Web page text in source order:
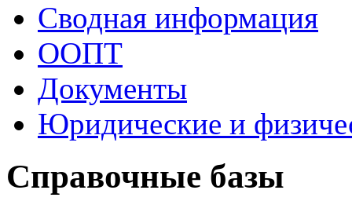
Сводная информация
ООПТ
Документы
Юридические и
Справочные базы